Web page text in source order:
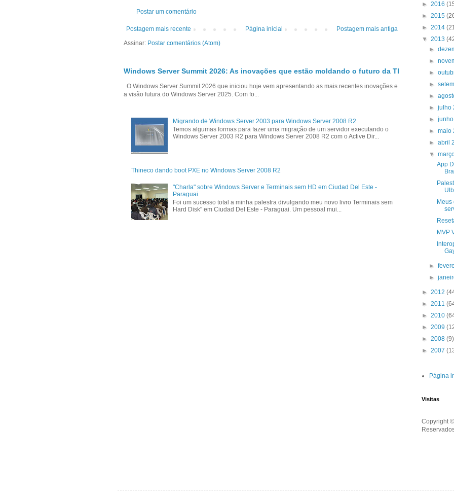
Postar um comentário
Postagem mais recente Postagem mais antiga
Página inicial
Assinar: Postar comentários (Atom)
Windows Server Summit 2026: As inovações que estão moldando o futuro da TI
O Windows Server Summit 2026 que iniciou hoje vem apresentando as mais recentes inovações e
a visão futura do Windows Server 2025. Com fo...
Migrando de Windows Server 2003 para Windows Server 2008 R2
Temos algumas formas para fazer uma migração de um servidor executando o
Windows Server 2003 R2 para Windows Server 2008 R2 com o Active Dir...
Thineco dando boot PXE no Windows Server 2008 R2
"Charla" sobre Windows Server e Terminais sem HD em Ciudad Del Este -
Paraguai
Foi um sucesso total a minha palestra divulgando meu novo livro Terminais sem
Hard Disk" em Ciudad Del Este - Paraguai. Um pessoal mui...
► 2016
► 2015
► 2014
▼ 2013
►
►
►
►
►
►julho
►
►maio
►abril
▼
App
Meus
MVP
►
►
► 2012
► 2011
► 2010
► 2009
► 2008 (9)
► 2007
Página
Visitas
Copyright